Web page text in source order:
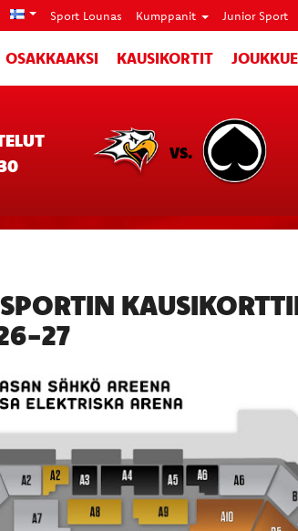
Sport Lounas Kumppanit Junior Sport
OSAKKAAKSI KAUSIKORTIT JOUKKUE
VS.
27